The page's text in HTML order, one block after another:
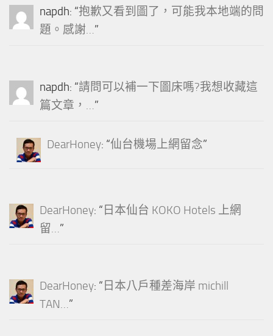
napdh: “抱歉又看到圖了，可能我本地端的問
題。感謝…”
napdh: “請問可以補一下圖床嗎?我想收藏這
篇文章，…”
DearHoney: “仙台機場上網留念”
DearHoney: “ 日本仙台 KOKO Hotels 上網
留…”
DearHoney: “ 日本八戶種差海岸 michill
TAN…”